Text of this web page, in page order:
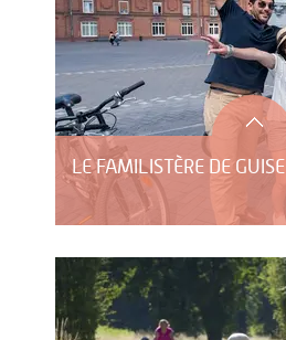
LE FAMILISTÈRE DE GUISE